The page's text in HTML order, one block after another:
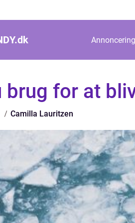
dk Annoncering
brug for at
Camilla Lauritzen